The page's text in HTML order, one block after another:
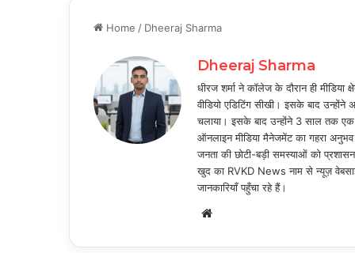
Home / Dheeraj Sharma
Dheeraj Sharma
धीरज शर्मा ने कॉलेज के दौरान ही
वीडियो एडिटिंग सीखी। इसके बाद
चलाया। इसके बाद उन्होंने 3 साल तक
ऑनलाइन मीडिया मैनेजमेंट का गहरा अनुभव
जनता की छोटी-बड़ी समस्याओं को
खुद का RVKD News नाम से न्यूज़
जानकारियाँ पहुँचा रहे हैं।
Website